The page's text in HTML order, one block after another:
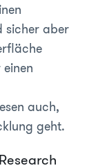
sicher aber
auch,
geht.